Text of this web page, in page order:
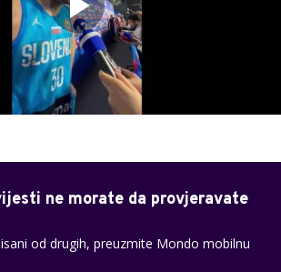
ne morate da provjeravate
od drugih, preuzmite Mondo mobilnu